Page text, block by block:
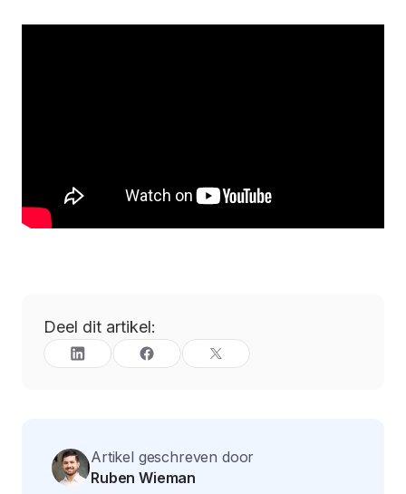
Deel dit artikel:
Artikel geschreven door
Ruben Wieman